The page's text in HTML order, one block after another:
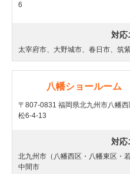
6
対応
太宰府市、大野城市、春日市、筑
八幡ショールーム
〒807-0831 福岡県北九州市八幡西
松6-4-13
対応
北九州市（八幡西区・八幡東区・
中間市